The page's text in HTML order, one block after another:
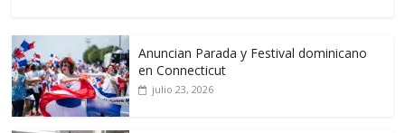
Anuncian Parada y Festival dominicano
en Connecticut
julio 23, 2026